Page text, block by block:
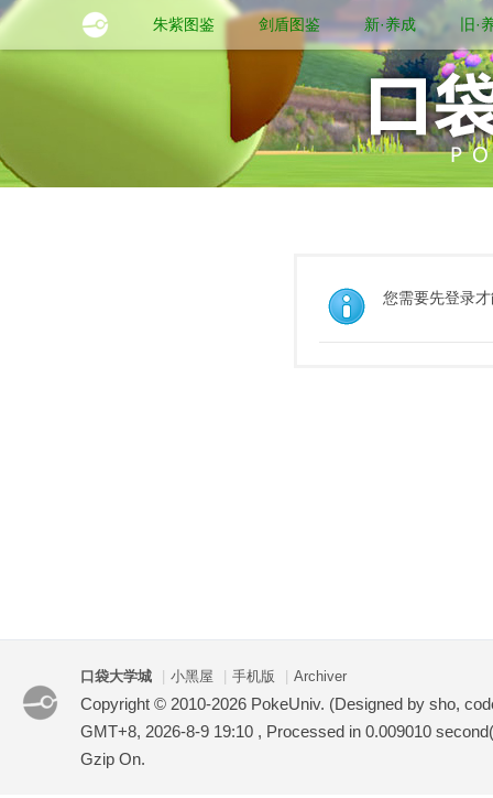
朱紫图鉴 剑盾图鉴 新·养成 旧·
您需要先登录
口袋大学城 小黑屋 手机版 Archiver
Copyright © 2010-2026 PokeUniv. (Designed by sho,
GMT+8, 2026-8-9 19:10 , Processed in 0.009010
Gzip On.